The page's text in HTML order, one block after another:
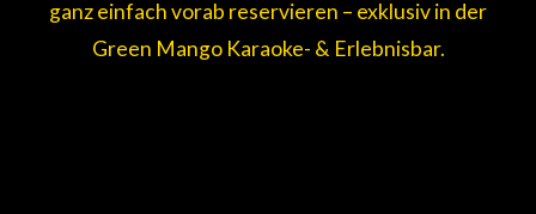
ganz einfach vorab reservieren – exklusiv in der
Green Mango Karaoke- & Erlebnisbar.